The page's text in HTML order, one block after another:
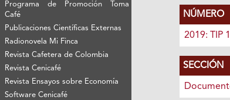
Programa de Promoción Toma
Café
Publicaciones Científicas Externas
Radionovela Mi Finca
Revista Cafetera de Colombia
Revista Cenicafé
Revista Ensayos sobre Economía
Software Cenicafé
NÚMERO
2019: TIP
SECCIÓN